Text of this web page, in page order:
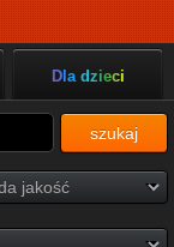
Dla dzieci
szukaj